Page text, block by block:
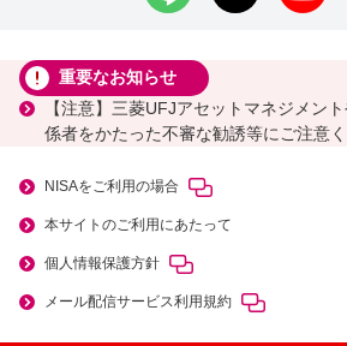
重要なお知らせ
【注意】三菱UFJアセットマネジメン
係者をかたった不審な勧誘等にご注意
NISAをご利用の場合
本サイトのご利用にあたって
個人情報保護方針
メール配信サービス利用規約